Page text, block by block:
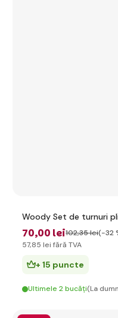
Woody Set de turnuri
70,00 lei102,35 lei(-32
57,85 lei fără TVA
+ 15 puncte
Ultimele 2 bucăți(La